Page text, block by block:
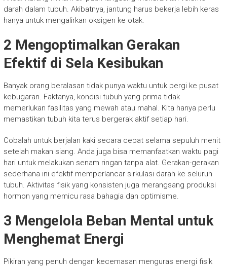
darah dalam tubuh. Akibatnya, jantung harus bekerja lebih keras
hanya untuk mengalirkan oksigen ke otak.
2 Mengoptimalkan Gerakan
Efektif di Sela Kesibukan
Banyak orang beralasan tidak punya waktu untuk pergi ke pusat
kebugaran. Faktanya, kondisi tubuh yang prima tidak
memerlukan fasilitas yang mewah atau mahal. Kita hanya perlu
memastikan tubuh kita terus bergerak aktif setiap hari.
Cobalah untuk berjalan kaki secara cepat selama sepuluh menit
setelah makan siang. Anda juga bisa memanfaatkan waktu pagi
hari untuk melakukan senam ringan tanpa alat. Gerakan-gerakan
sederhana ini efektif memperlancar sirkulasi darah ke seluruh
tubuh. Aktivitas fisik yang konsisten juga merangsang produksi
hormon yang memicu rasa bahagia dan optimisme.
3 Mengelola Beban Mental untuk
Menghemat Energi
Pikiran yang penuh dengan kecemasan menguras energi fisik